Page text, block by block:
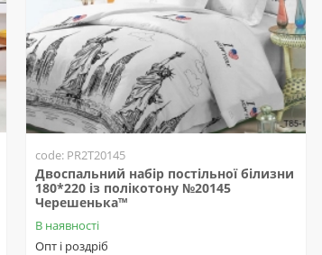
code: PR2T20145
Двоспальний набір постільної білизни
180*220 із полікотону №20145
Черешенька™
В наявності
Опт і роздріб